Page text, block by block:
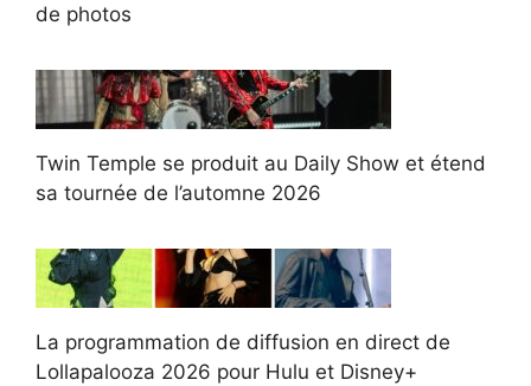
de photos
Twin Temple se produit au Daily Show et étend
sa tournée de l’automne 2026
La programmation de diffusion en direct de
Lollapalooza 2026 pour Hulu et Disney+